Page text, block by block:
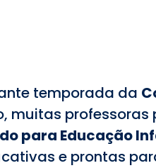
temporada da
muitas professoras
para Educação
e prontas